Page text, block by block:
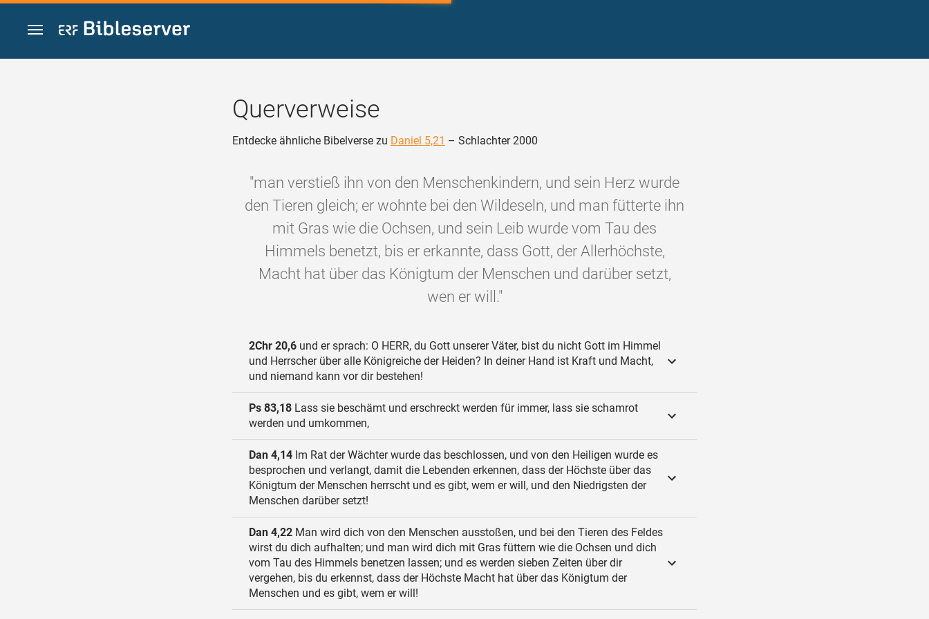
Zum Inhalt springen
Querverweise
Entdecke ähnliche Bibelverse zu Daniel 5,21 – Schlachter 2000
"man verstieß ihn von den Menschenkindern, und sein Herz wurde
den Tieren gleich; er wohnte bei den Wildeseln, und man fütterte ihn
mit Gras wie die Ochsen, und sein Leib wurde vom Tau des
Himmels benetzt, bis er erkannte, dass Gott, der Allerhöchste,
Macht hat über das Königtum der Menschen und darüber setzt,
wen er will."
2Chr 20,6 und er sprach: O HERR, du Gott unserer Väter, bist du nicht Gott im Himmel
und Herrscher über alle Königreiche der Heiden? In deiner Hand ist Kraft und Macht,
und niemand kann vor dir bestehen!
Ps 83,18 Lass sie beschämt und erschreckt werden für immer, lass sie schamrot
werden und umkommen,
Dan 4,14 Im Rat der Wächter wurde das beschlossen, und von den Heiligen wurde es
besprochen und verlangt, damit die Lebenden erkennen, dass der Höchste über das
Königtum der Menschen herrscht und es gibt, wem er will, und den Niedrigsten der
Menschen darüber setzt!
Dan 4,22 Man wird dich von den Menschen ausstoßen, und bei den Tieren des Feldes
wirst du dich aufhalten; und man wird dich mit Gras füttern wie die Ochsen und dich
vom Tau des Himmels benetzen lassen; und es werden sieben Zeiten über dir
vergehen, bis du erkennst, dass der Höchste Macht hat über das Königtum der
Menschen und es gibt, wem er will!